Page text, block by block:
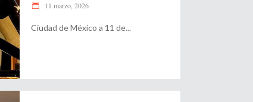
11 marzo, 2026
Ciudad de México a 11 de